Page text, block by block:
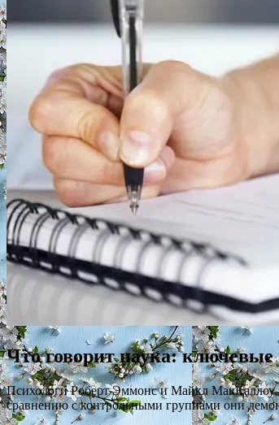
Что говорит наука: ключевые
Психологи Роберт Эммонс и Майкл МакКаллоу
сравнению с контрольными группами они